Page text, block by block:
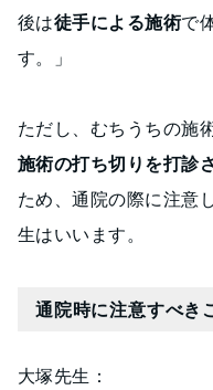
後は徒手による施術で
す。」
ただし、むちうちの施
施術の打ち切りを打診
ため、通院の際に注意
生はいいます。
通院時に注意すべき
大塚先生：